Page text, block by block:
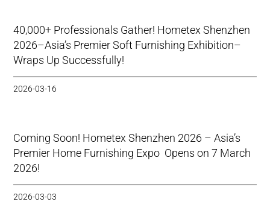
40,000+ Professionals Gather! Hometex Shenzhen
2026–Asia’s Premier Soft Furnishing Exhibition–
Wraps Up Successfully!
2026-03-16
Coming Soon! Hometex Shenzhen 2026 – Asia’s
Premier Home Furnishing Expo Opens on 7 March
2026!
2026-03-03